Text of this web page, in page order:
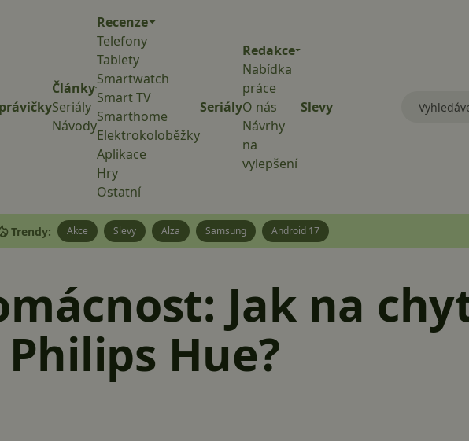
Články
Seriály
Návody
Recenze
Telefony
Tablety
Smartwatch
Smart TV
Smarthome
Elektrokoloběžky
Aplikace
Hry
Ostatní
Seriály
Redakce
Nabídka
práce
O nás
Návrhy
na
vylepšení
Slevy
Trendy: Akce Slevy Alza Samsung Android 17
Jak na
Hue?